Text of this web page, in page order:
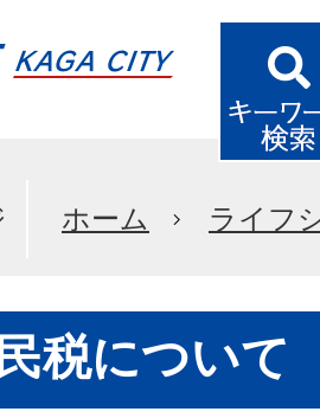
ホーム ライフ
税について